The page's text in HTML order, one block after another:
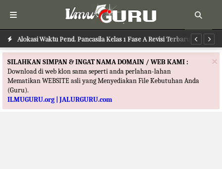
Alokasi Waktu Pend. Pancasila Kelas 1 Fase A Revisi Terbaru
Alokasi Waktu PJOK Kelas 1 Fase A Revisi Terbaru
×
SILAHKAN SIMPAN & INGAT NAMA DOMAIN / WEB KAMI :
Download di web klon sama seperti anda perlahan-lahan
Mematikan WEBSITE asli yang Menyediakan File Kebutuhan Anda
(Guru).
ILMUGURU.org | JALURGURU.com